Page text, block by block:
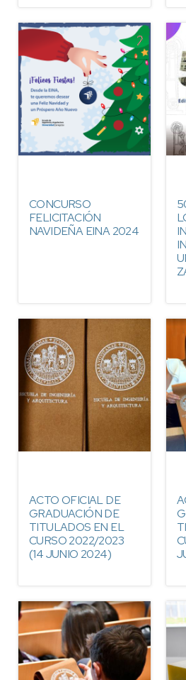
CONCURSO
FELICITACIÓN
NAVIDEÑA EINA 2024
ACTO OFICIAL DE
GRADUACIÓN DE
TITULADOS EN EL
CURSO 2022/2023
(14 JUNIO 2024)